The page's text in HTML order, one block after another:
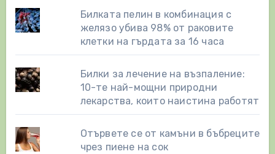
Билката пелин в комбинация с
желязо убива 98% от раковите
клетки на гърдата за 16 часа
Билки за лечение на възпаление:
10-те най-мощни природни
лекарства, които наистина работят
Отървете се от камъни в бъбреците
чрез пиене на сок